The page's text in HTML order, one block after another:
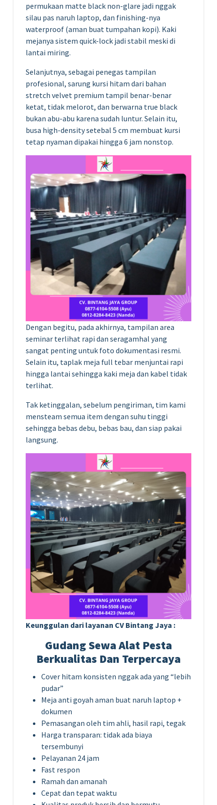
permukaan matte black non-glare jadi nggak
silau pas naruh laptop, dan finishing-nya
waterproof (aman buat tumpahan kopi). Kaki
mejanya sistem quick-lock jadi stabil meski di
lantai miring.
Selanjutnya, sebagai penegas tampilan
profesional, sarung kursi hitam dari bahan
stretch velvet premium tampil benar-benar
ketat, tidak melorot, dan berwarna true black
bukan abu-abu karena sudah luntur. Selain itu,
busa high-density setebal 5 cm membuat kursi
tetap nyaman dipakai hingga 6 jam nonstop.
Dengan begitu, pada akhirnya, tampilan area
seminar terlihat rapi dan seragamhal yang
sangat penting untuk foto dokumentasi resmi.
Selain itu, taplak meja full tebar menjuntai rapi
hingga lantai sehingga kaki meja dan kabel tidak
terlihat.
Tak ketinggalan, sebelum pengiriman, tim kami
mensteam semua item dengan suhu tinggi
sehingga bebas debu, bebas bau, dan siap pakai
langsung.
Keunggulan dari layanan CV Bintang Jaya :
Gudang Sewa Alat Pesta
Berkualitas Dan Terpercaya
Cover hitam konsisten nggak ada yang “lebih
pudar”
Meja anti goyah aman buat naruh laptop +
dokumen
Pemasangan oleh tim ahli, hasil rapi, tegak
Harga transparan: tidak ada biaya
tersembunyi
Pelayanan 24 jam
Fast respon
Ramah dan amanah
Cepat dan tepat waktu